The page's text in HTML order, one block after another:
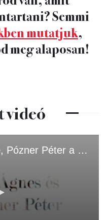
Semmi
mutatjuk,
meg alaposan!
videó
Szabados Ági és férje, Pózner Péter a Nők Lapja címlapján